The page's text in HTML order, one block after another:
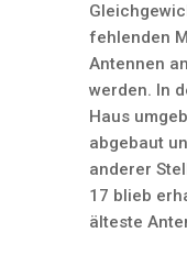
fehlenden
Antennen
werden. In
Haus
abgebaut
anderer
17 blieb
älteste